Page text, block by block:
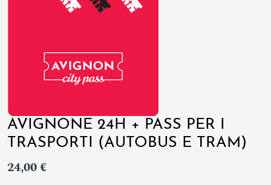
AVIGNONE 24H + PASS PER I
TRASPORTI (AUTOBUS E TRAM)
24,00 €